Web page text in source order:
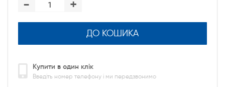
- +
ДО КОШИКА
Купити в один клік
Введіть номер телефону і ми передзвонимо